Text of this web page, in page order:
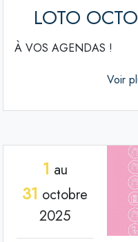
LOTO
À VOS AGENDAS !
Voir
1 au
31 octobre
2025